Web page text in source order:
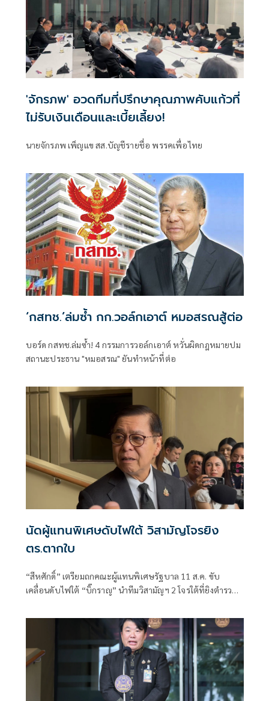
'จักรภพ' อวดทีมที่ปรึกษาคุณภาพคับแก้วที่
ไม่รับเงินเดือนและเบี้ยเลี้ยง!
นายจักรภพ เพ็ญแข สส.บัญชีรายชื่อ พรรคเพื่อไทย
‘กสทช.’ล่มซํ้า กก.วอล์กเอาต์ หมอสรณสู้ต่อ
บอร์ด กสทช.ล่มซ้ำ! 4 กรรมการวอล์กเอาต์ หวั่นผิดกฎหมายปม
สถานะประธาน "หมอสรณ" ยันทำหน้าที่ต่อ
นัดผู้แทนพิเศษดับไฟใต้ วิสามัญโจรยิง
ตร.ตากใบ
“สีหศักดิ์”​ เตรียมถกคณะผู้แทน​พิเศษรัฐบาล​ 11 ส.ค. ขับ
เคลื่อนดับไฟใต้​ “บิ๊กราญ” นำทีมวิสามัญฯ 2 โจรใต้ที่ยิงตำรวจ